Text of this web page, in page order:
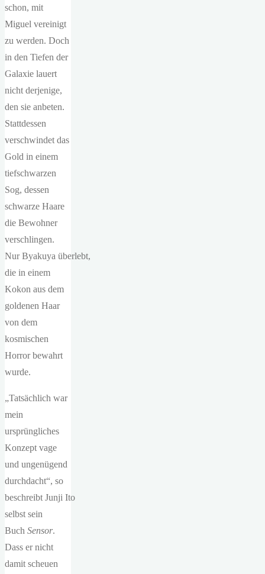
schon, mit
Miguel vereinigt
zu werden. Doch
in den Tiefen der
Galaxie lauert
nicht derjenige,
den sie anbeten.
Stattdessen
verschwindet das
Gold in einem
tiefschwarzen
Sog, dessen
schwarze Haare
die Bewohner
verschlingen.
Nur Byakuya überlebt,
die in einem
Kokon aus dem
goldenen Haar
von dem
kosmischen
Horror bewahrt
wurde.
„Tatsächlich war
mein
ursprüngliches
Konzept vage
und ungenügend
durchdacht“, so
beschreibt Junji Ito
selbst sein
Buch Sensor.
Dass er nicht
damit scheuen